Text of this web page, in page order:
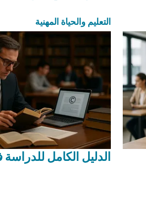
التعليم والحياة المهنية
الدليل الكامل